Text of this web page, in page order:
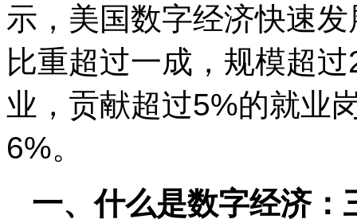
示，美国数字经济快速
比重超过一成，规模超
业，贡献超过5%的就业
6%。
一、什么是数字经济：